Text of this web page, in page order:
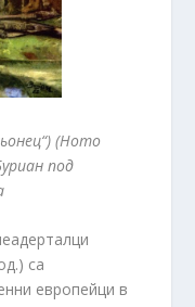
(Homo
под
са
европейци в